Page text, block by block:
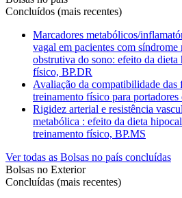
Concluídos (mais recentes)
Marcadores metabólicos/
vagal em pacientes com síndrome
obstrutiva do sono: efeito da
físico, BP.DR
Avaliação da compatibilidade das
treinamento físico para portadores
Rigidez arterial e resistência
metabólica : efeito da dieta
treinamento físico, BP.MS
Ver todas as Bolsas no país concluídas
Bolsas no Exterior
Concluídas (mais recentes)